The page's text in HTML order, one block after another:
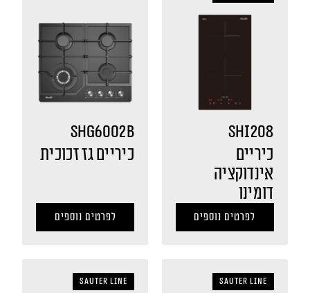
SHI208
כיריים
אינדוקציה
דומינו
לפרטים נוספים
SHG6002B
כיריים גז זכוכית
לפרטים נוספים
sauter LINE
sauter LINE